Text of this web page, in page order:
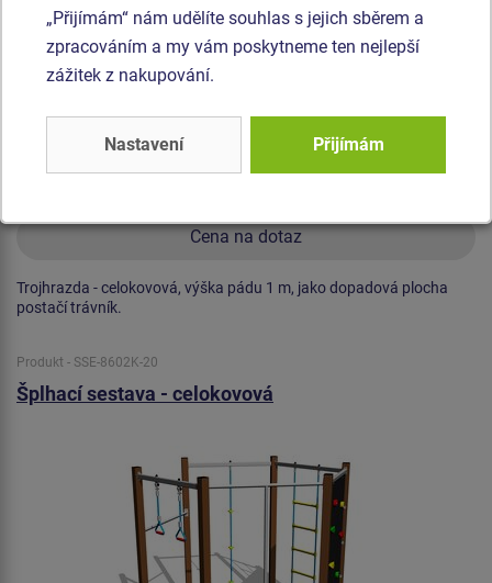
Cena na dotaz
Trojhrazda - celokovová, výška pádu 1 m, jako dopadová plocha
postačí trávník.
Produkt - SSE-8602K-20
Šplhací sestava - celokovová
„Přijímám“ nám udělíte souhlas s jejich sběrem a
zpracováním a my vám poskytneme ten nejlepší
zážitek z nakupování.
Nastavení Přijímám